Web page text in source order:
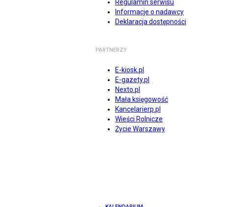
Regulamin serwisu
Informacje o nadawcy
Deklaracja dostępności
PARTNERZY
E-kiosk.pl
E-gazety.pl
Nexto.pl
Mała księgowość
Kancelarierp.pl
Wieści Rolnicze
Życie Warszawy